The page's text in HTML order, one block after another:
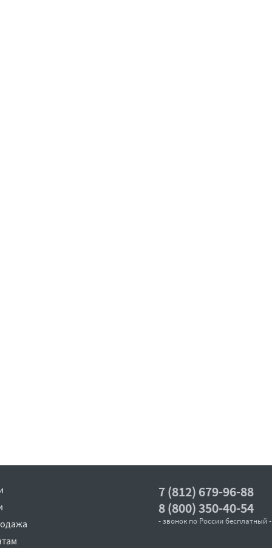
7 (812) 679-96-88
8 (800) 350-40-54
- звонок по России бесплатный -